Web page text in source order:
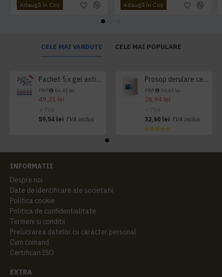
Adaugă în Coş Adaugă în Coş
CELE MAI VANDUTE CELE MAI POPULARE
Pachet 5 x gel antibacterian 50ml si 3 x Servetele antibacteriene 48 buc Hygienium
PRP 66,43 lei
49,21 lei
+ TVA
59,54 lei TVA inclus
Prosop derulare centrala 1 pliu, 300 m Tork
PRP 34,65 lei
26,94 lei
+ TVA
32,60 lei TVA inclus
INFORMATII
Despre noi
Date de identificare ale societatii
Politica cookie
Politica de confidentialitate
Termeni si conditii
Prelucrarea datelor cu caracter personal
Cum comand
Certificari ISO
EXTRA